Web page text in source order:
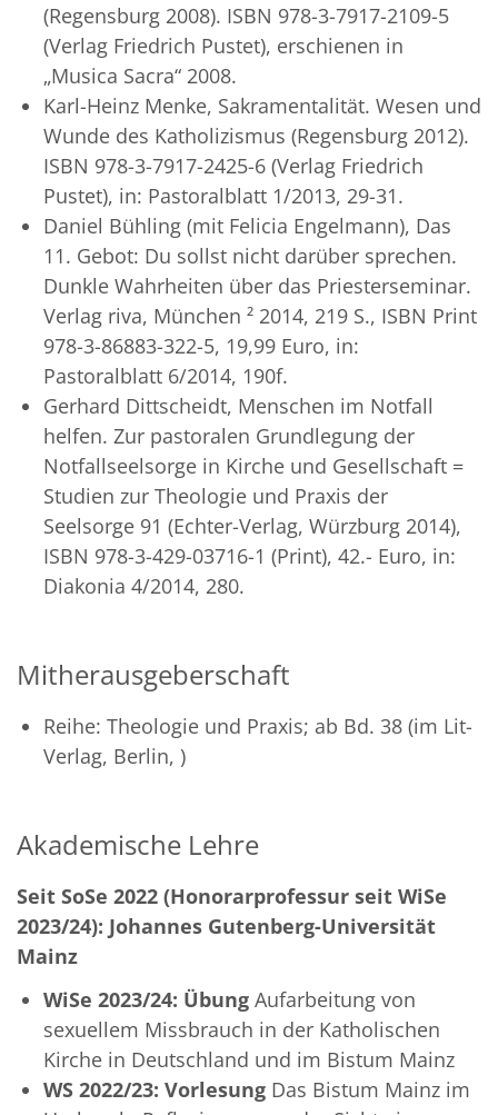
(Regensburg 2008). ISBN 978-3-7917-2109-5
(Verlag Friedrich Pustet), erschienen in
„Musica Sacra“ 2008.
Karl-Heinz Menke, Sakramentalität. Wesen und
Wunde des Katholizismus (Regensburg 2012).
ISBN 978-3-7917-2425-6 (Verlag Friedrich
Pustet), in: Pastoralblatt 1/2013, 29-31.
Daniel Bühling (mit Felicia Engelmann), Das
11. Gebot: Du sollst nicht darüber sprechen.
Dunkle Wahrheiten über das Priesterseminar.
Verlag riva, München ² 2014, 219 S., ISBN Print
978-3-86883-322-5, 19,99 Euro, in:
Pastoralblatt 6/2014, 190f.
Gerhard Dittscheidt, Menschen im Notfall
helfen. Zur pastoralen Grundlegung der
Notfallseelsorge in Kirche und Gesellschaft =
Studien zur Theologie und Praxis der
Seelsorge 91 (Echter-Verlag, Würzburg 2014),
ISBN 978-3-429-03716-1 (Print), 42.- Euro, in:
Diakonia 4/2014, 280.
Mitherausgeberschaft
Reihe: Theologie und Praxis; ab Bd. 38 (im Lit-
Verlag, Berlin, )
Akademische Lehre
Seit SoSe 2022 (Honorarprofessur seit WiSe
2023/24): Johannes Gutenberg-Universität
Mainz
WiSe 2023/24: Übung Aufarbeitung von
sexuellem Missbrauch in der Katholischen
Kirche in Deutschland und im Bistum Mainz
WS 2022/23: Vorlesung Das Bistum Mainz im